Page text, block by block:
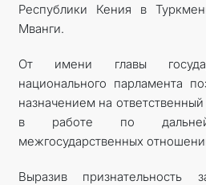
Республики Кения в
Мванги.
От имени главы
национального парламента
назначением на
в работе по
межгосударственных
Выразив